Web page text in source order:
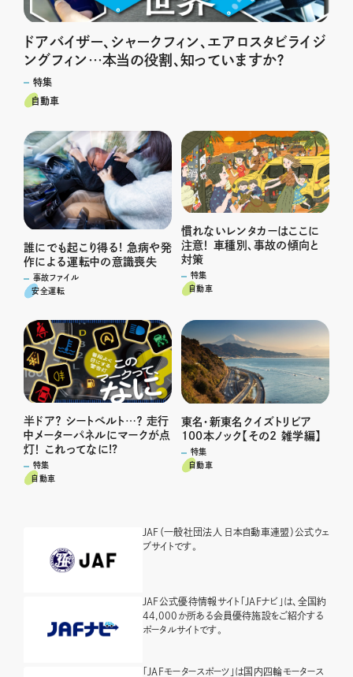
ドアバイザー、シャークフィン、エアロスタビライジ
ングフィン…本当の役割、知っていますか？
特集
自動車
誰にでも起こり得る! 急病や発
作による運転中の意識喪失
事故ファイル
安全運転
慣れないレンタカーはここに
注意！ 車種別、事故の傾向と
対策
特集
自動車
半ドア？ シートベルト…？ 走行
中メーターパネルにマークが点
灯！ これってなに!?
特集
自動車
東名・新東名クイズトリビア
100本ノック【その2 雑学編】
特集
自動車
JAF（一般社団法人 日本自動車連盟）公式ウェ
ブサイトです。
JAF公式優待情報サイト「JAFナビ」は、全国約
44,000か所ある会員優待施設をご紹介する
ポータルサイトです。
「JAFモータースポーツ」は国内四輪モータース